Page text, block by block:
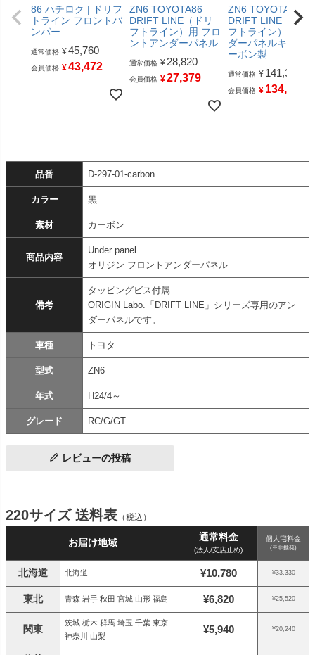
86 ハチロク | ドリフ
トライン フロントバ
ンパー
通常価格 ¥45,760
会員価格 ¥43,472
ZN6 TOYOTA86
DRIFT LINE（ドリ
フトライン）用 フロ
ントアンダーパネル
通常価格 ¥ 28,820
会員価格 ¥27,379
ZN6 TOYOTA86
DRIFT LINE（ドリ
フトライン）用 ア
ダーパネルキット
ーボン製
通常価格 ¥ 141,350
会員価格 ¥ 134,282
品番 D-297-01-carbon
カラー 黒
素材 カーボン
商品内容
Under panel
オリジン フロントアンダーパネル
備考
タッピングビス付属
ORIGIN Labo.「DRIFT LINE」シリーズ専用のアン
ダーパネルです。
車種 トヨタ
型式 ZN6
年式 H24/4～
グレード RC/G/GT
レビューの投稿
220サイズ 送料表 （税込）
お届け地域 通常料金
(法人/支店止め)
個人宅料金
(※非推奨)
北海道 北海道 ¥10,780 ¥33,330
東北 青森 岩手 秋田 宮城 山形 福島 ¥6,820 ¥25,520
関東
茨城 栃木 群馬 埼玉 千葉 東京
神奈川 山梨
¥5,940 ¥20,240